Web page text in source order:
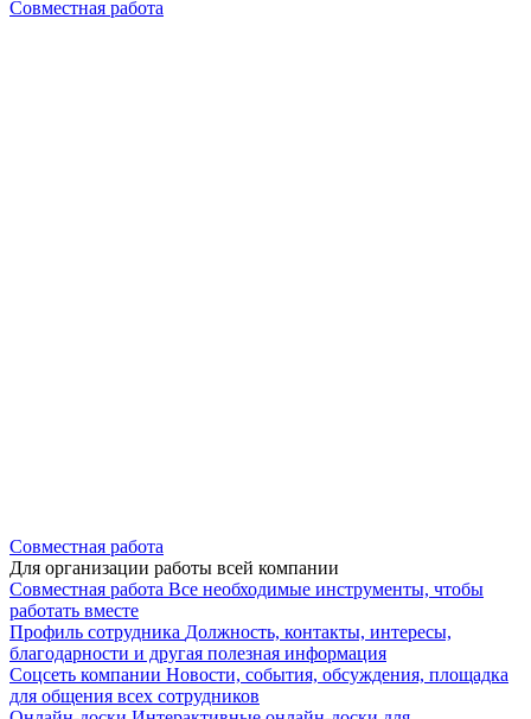
Совместная работа
Совместная работа
Для организации работы всей компании
Совместная работа Все необходимые инструменты, чтобы
работать вместе
Профиль сотрудника Должность, контакты, интересы,
благодарности и другая полезная информация
Соцсеть компании Новости, события, обсуждения, площадка
для общения всех сотрудников